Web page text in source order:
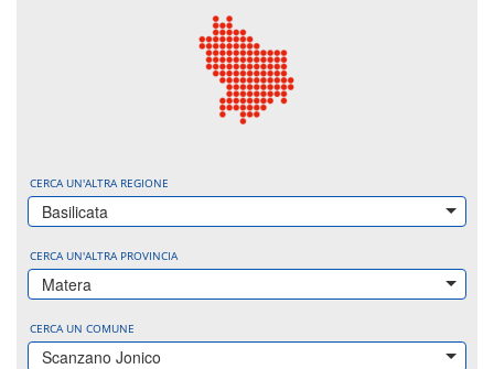
CERCA UN'ALTRA REGIONE
Basilicata
CERCA UN'ALTRA PROVINCIA
Matera
CERCA UN COMUNE
Scanzano Jonico